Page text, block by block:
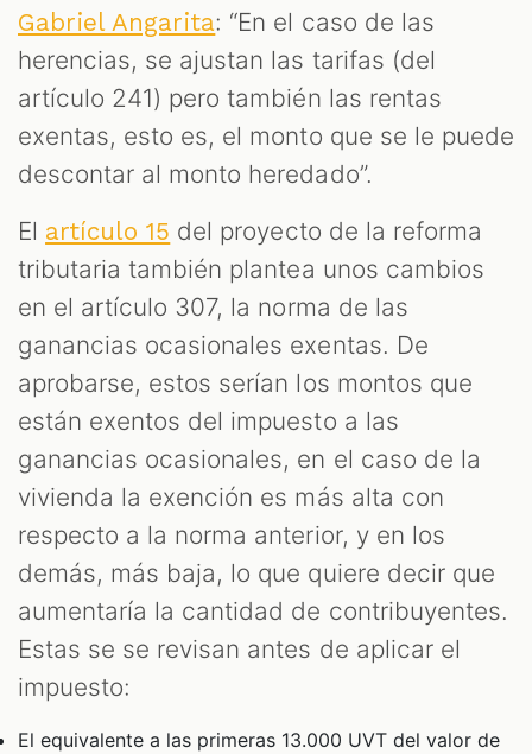
Gabriel Angarita: “En el caso de las
herencias, se ajustan las tarifas (del
artículo 241) pero también las rentas
exentas, esto es, el monto que se le puede
descontar al monto heredado”.
El artículo 15 del proyecto de la reforma
tributaria también plantea unos cambios
en el artículo 307, la norma de las
ganancias ocasionales exentas. De
aprobarse, estos serían los montos que
están exentos del impuesto a las
ganancias ocasionales, en el caso de la
vivienda la exención es más alta con
respecto a la norma anterior, y en los
demás, más baja, lo que quiere decir que
aumentaría la cantidad de contribuyentes.
Estas se se revisan antes de aplicar el
impuesto:
El equivalente a las primeras 13.000 UVT del valor de